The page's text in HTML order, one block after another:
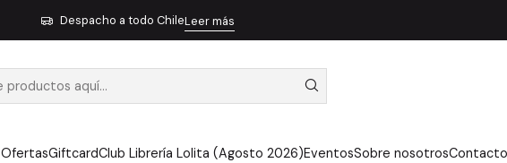
OfertasGiftcardClub Librería Lolita (Agosto 2026)EventosSobre nosotrosContacto
Despacho a todo ChileLeer más
Inicio Pendiente 25 Desconfianza
DESCONFIANZA
Cantidad